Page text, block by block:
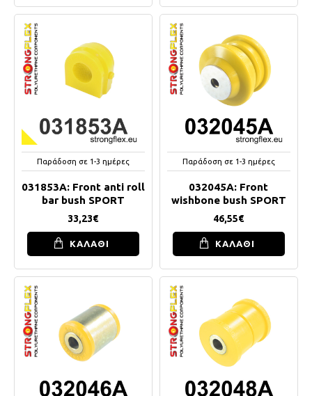
Παράδοση σε 1-3 ημέρες
031853A: Front anti roll
bar bush SPORT
33,23€
ΚΑΛΑΘΙ
Παράδοση σε 1-3 ημέρες
032045A: Front
wishbone bush SPORT
46,55€
ΚΑΛΑΘΙ